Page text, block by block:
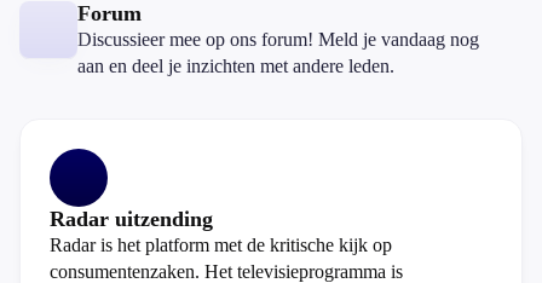
Forum
Discussieer mee op ons forum! Meld je vandaag nog
aan en deel je inzichten met andere leden.
Radar uitzending
Radar is het platform met de kritische kijk op
consumentenzaken. Het televisieprogramma is